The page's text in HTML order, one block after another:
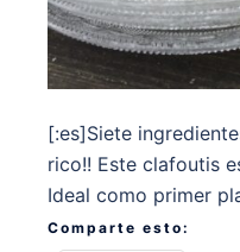
[:es]Siete
rico!! Este clafoutis
Ideal como primer
Comparte esto: